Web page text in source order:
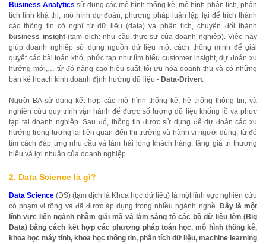
Business Analytics sử dụng các mô hình thống kê, mô hình phân tích, phân
tích tính khả thi, mô hình dự đoán, phương pháp luận lặp lại để trích thành
các thông tin có nghĩ từ dữ liệu (data) và phân tích, chuyển đổi thành
business insight(tạm dịch: nhu cầu thực sự của doanh nghiệp). Việc này
giúp doanh nghiệp sử dụng nguồn dữ liệu một cách thông minh để giải
quyết các bài toán khó, phức tạp như tìm hiểu customer insight, dự đoán xu
hướng mới,… từ đó nâng cao hiệu suất, tối ưu hóa doanh thu và có những
bản kế hoạch kinh doanh định hướng dữ liệu - Data-Driven.
Người BA sử dụng kết hợp các mô hình thống kê, hệ thống thông tin, và
nghiên cứu quy trình vận hành để được số lượng dữ liệu khổng lồ và phức
tạp tại doanh nghiệp. Sau đó, thông tin được sử dụng để dự đoán các xu
hướng trong tương lại liên quan đến thị trường và hành vi người dùng; từ đó
tìm cách đáp ứng nhu cầu và làm hài lòng khách hàng, tăng giá trị thương
hiệu và lợi nhuận của doanh nghiệp.
2. Data Science là gì?
Data Science (DS) (tạm dịch là Khoa học dữ liệu) là một lĩnh vực nghiên cứu
có phạm vi rộng và đã được áp dụng trong nhiều ngành nghề. Đây là một
lĩnh vực liên ngành nhằm giải mã và làm sáng tỏ các bộ dữ liệu lớn (Big
Data) bằng cách kết hợp các phương pháp toán học, mô hình thống kê,
khoa học máy tính, khoa học thông tin, phân tích dữ liệu, machine learning